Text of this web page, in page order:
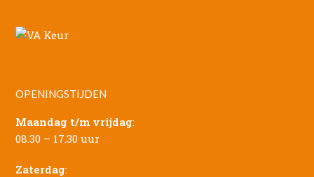
OPENINGSTIJDEN
Maandag t/m vrijdag:
08.30 – 17.30 uur
Zaterdag: